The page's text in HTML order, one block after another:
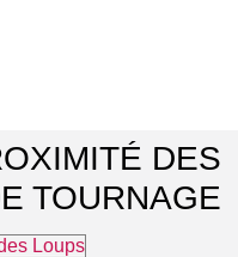
DES
TOURNAGE